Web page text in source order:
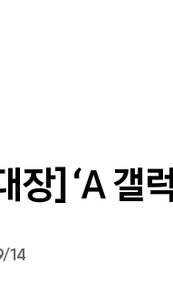
장] ‘A 갤
14